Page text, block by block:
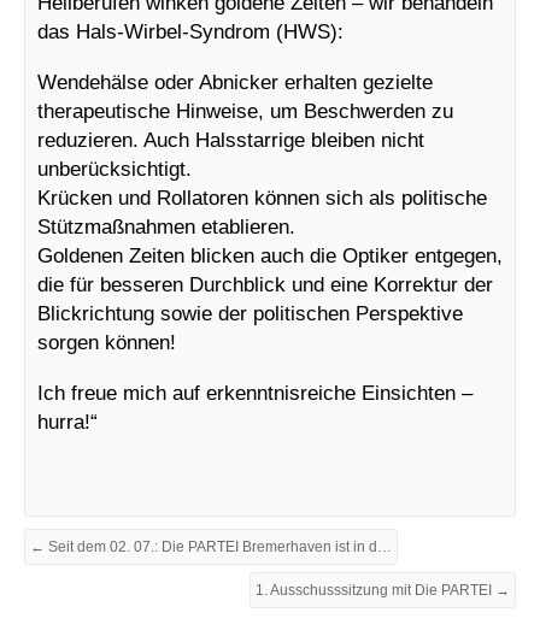
das Hals-Wirbel-Syndrom (HWS):
Wendehälse oder Abnicker erhalten gezielte
therapeutische Hinweise, um Beschwerden zu
reduzieren. Auch Halsstarrige bleiben nicht
unberücksichtigt.
Krücken und Rollatoren können sich als politische
Stützmaßnahmen etablieren.
Goldenen Zeiten blicken auch die Optiker entgegen,
die für besseren Durchblick und eine Korrektur der
Blickrichtung sowie der politischen Perspektive
sorgen können!
Ich freue mich auf erkenntnisreiche Einsichten –
hurra!“
1. Ausschusssitzung mit Die PARTEI →